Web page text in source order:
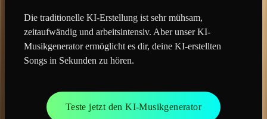
Die traditionelle KI-Erstellung ist sehr mühsam,
zeitaufwändig und arbeitsintensiv. Aber unser KI-
Musikgenerator ermöglicht es dir, deine KI-erstellten
Songs in Sekunden zu hören.
Teste jetzt den KI-Musikgenerator